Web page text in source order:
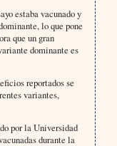
estaba vacunado y
lo que pone
que un gran
dominante es
reportados se
variantes,
por la Universidad
durante la